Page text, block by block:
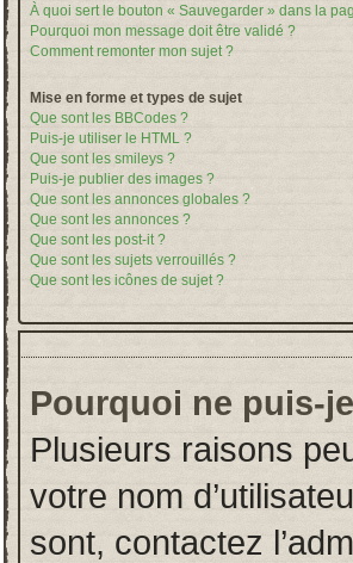
À quoi sert le bouton « Sauvegarder » dans la
Pourquoi mon message doit être validé ?
Comment remonter mon sujet ?
Mise en forme et types de sujet
Que sont les BBCodes ?
Puis-je utiliser le HTML ?
Que sont les smileys ?
Puis-je publier des images ?
Que sont les annonces globales ?
Que sont les annonces ?
Que sont les post-it ?
Que sont les sujets verrouillés ?
Que sont les icônes de sujet ?
Pourquoi ne puis-
Plusieurs raisons
votre nom
sont, contactez